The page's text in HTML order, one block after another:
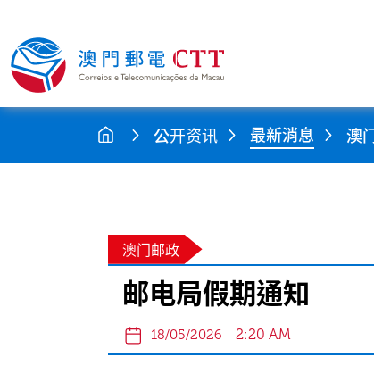
公开资讯 最新消息 澳
澳门邮政
邮电局假期通知
18/05/2026 2:20 AM